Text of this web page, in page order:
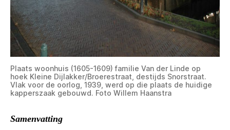
Plaats woonhuis (1605-1609) familie Van der Linde op
hoek Kleine Dijlakker/Broerestraat, destijds Snorstraat.
Vlak voor de oorlog, 1939, werd op die plaats de huidige
kapperszaak gebouwd. Foto Willem Haanstra
Samenvatting